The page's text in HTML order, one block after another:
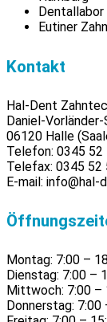
Eutiner
Kontakt
Hal-Dent
Daniel-
06120 Halle
Telefon: 0345 52
Telefax: 0345 52
E-mail: info@hal-
Montag: 7:00 –
Dienstag: 7:00 –
Mittwoch: 7:00 –
Donnerstag: 7:00